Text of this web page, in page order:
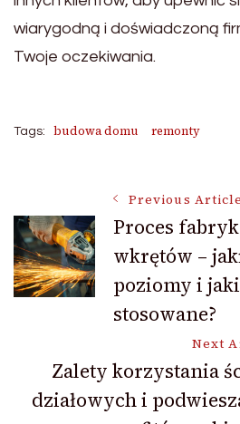
wiarygodną i doświadczoną
Twoje oczekiwania.
Tags: budowa domu remonty
Post
Navigation
Previous Article
Proces
wkrętów –
poziomy i
stosowane?
Next
Zalety korzystania
działowych i